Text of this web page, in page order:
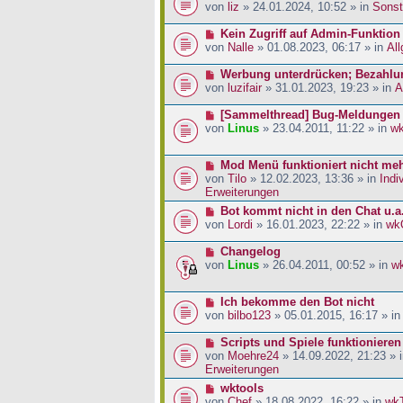
g
i
a
r
e
i
a
e
e
r
e
i
a
von liz » 24.01.2024, 10:52 » in
N
e
e
r
e
i
r
a
g
Kein Zugriff auf Admin-
von Nalle » 01.08.2023, 06:17 » in
N
e
e
r
e
t
r
a
g
Werbung unterdrücken;
von luzifair » 31.01.2023, 19:23 » in
N
e
e
B
e
t
a
g
[Sammelthread] Bug-Meldungen
von Linus » 23.04.2011, 11:22 » in
N
e
u
e
B
e
t
a
g
Mod Menü funktioniert nicht
von Tilo » 12.02.2023, 13:36 » in
Erweiterungen
N
e
e
r
e
t
r
a
g
Bot kommt nicht in den Chat u.a.
von
Lordi » 16.01.2023, 22:22 » in
N
e
e
B
e
t
r
a
g
Changelog
von Linus » 26.04.2011, 00:52 » in
N
e
e
r
B
e
Ich bekomme den Bot nicht
von bilbo123 » 05.01.2015, 16:17 » in
N
e
u
e
Scripts und Spiele
von Moehre24 » 14.09.2022, 21:23 »
Erweiterungen
Nwktools